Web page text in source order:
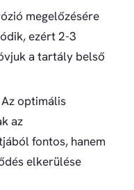
megelőzésére
ezért 2-3
a tartály belső
Az optimális
az
fontos, hanem
elkerülése